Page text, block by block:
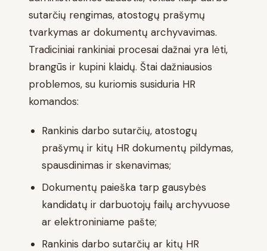
sutarčių rengimas, atostogų prašymų
tvarkymas ar dokumentų archyvavimas.
Tradiciniai rankiniai procesai dažnai yra lėti,
brangūs ir kupini klaidų. Štai dažniausios
problemos, su kuriomis susiduria HR
komandos:
Rankinis darbo sutarčių, atostogų
prašymų ir kitų HR dokumentų pildymas,
spausdinimas ir skenavimas;
Dokumentų paieška tarp gausybės
kandidatų ir darbuotojų failų archyvuose
ar elektroniniame pašte;
Rankinis darbo sutarčių ar kitų HR